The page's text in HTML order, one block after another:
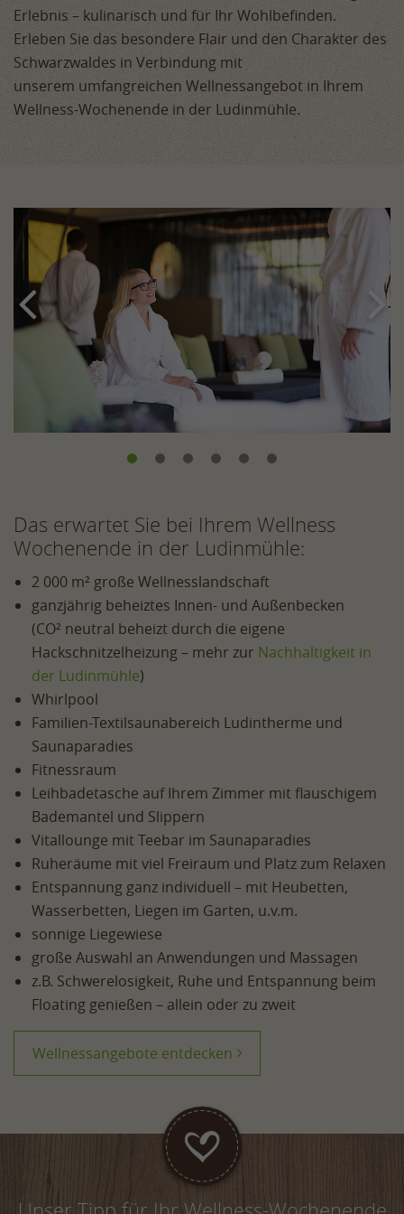
Erlebnis – kulinarisch und für Ihr Wohlbefinden.
Erleben Sie das besondere Flair und den Charakter des
Schwarzwaldes in Verbindung mit
unserem umfangreichen Wellnessangebot in Ihrem
Wellness-Wochenende in der Ludinmühle.
 
Das erwartet Sie bei Ihrem Wellness
Wochenende in der Ludinmühle:
2 000 m² große Wellnesslandschaft
ganzjährig beheiztes Innen- und Außenbecken
(CO² neutral beheizt durch die eigene
Hackschnitzelheizung – mehr zur Nachhaltigkeit in
der Ludinmühle)
Whirlpool
Familien-Textilsaunabereich Ludintherme und
Saunaparadies
Fitnessraum
Leihbadetasche auf Ihrem Zimmer mit flauschigem
Bademantel und Slippern
Vitallounge mit Teebar im Saunaparadies
Ruheräume mit viel Freiraum und Platz zum Relaxen
Entspannung ganz individuell – mit Heubetten,
Wasserbetten, Liegen im Garten, u.v.m.
sonnige Liegewiese
große Auswahl an Anwendungen und Massagen
z.B. Schwerelosigkeit, Ruhe und Entspannung beim
Floating genießen – allein oder zu zweit
Wellnessangebote entdecken